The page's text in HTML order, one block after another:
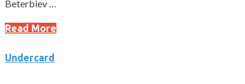
Beterbiev …
Read More
Undercard